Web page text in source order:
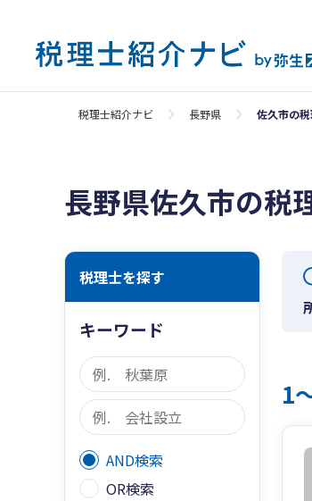
税理士紹介ナビ 長野県 佐久市の
長野県佐久市の税
税理士を探す
キーワード
AND検索
OR検索
1